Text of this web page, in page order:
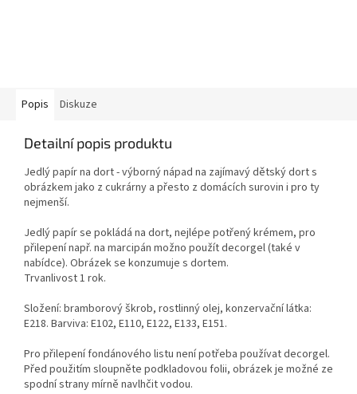
Popis Diskuze
Detailní popis produktu
Jedlý papír na dort - výborný nápad na zajímavý dětský dort s
obrázkem jako z cukrárny a přesto z domácích surovin i pro ty
nejmenší.
Jedlý papír se pokládá na dort, nejlépe potřený krémem, pro
přilepení např. na marcipán možno použít decorgel (také v
nabídce). Obrázek se konzumuje s dortem.
Trvanlivost 1 rok.
Složení: bramborový škrob, rostlinný olej, konzervační látka:
E218. Barviva: E102, E110, E122, E133, E151.
Pro přilepení fondánového listu není potřeba používat decorgel.
Před použitím sloupněte podkladovou folii, obrázek je možné ze
spodní strany mírně navlhčit vodou.